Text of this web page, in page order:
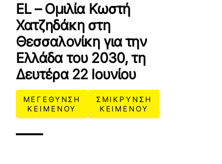
EL – Ομιλία Κωστή
Χατζηδάκη στη
Θεσσαλονίκη για την
Ελλάδα του 2030, τη
Δευτέρα 22 Ιουνίου
ΜΕΓΕΘΥΝΣΗ
ΚΕΙΜΕΝΟΥ
ΣΜΙΚΡΥΝΣΗ
ΚΕΙΜΕΝΟΥ